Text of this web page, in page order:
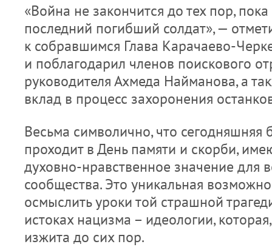
«Война не закончится до тех пор,
последний погибший солдат», —
к собравшимся Глава Карачаево-
и поблагодарил членов поискового
руководителя Ахмеда Найманова, а
вклад в процесс захоронения
Весьма символично, что сегодняшняя
проходит в День памяти и скорби,
духовно-нравственное значение для
сообщества. Это уникальная
осмыслить уроки той страшной
истоках нацизма – идеологии,
изжита до сих пор.